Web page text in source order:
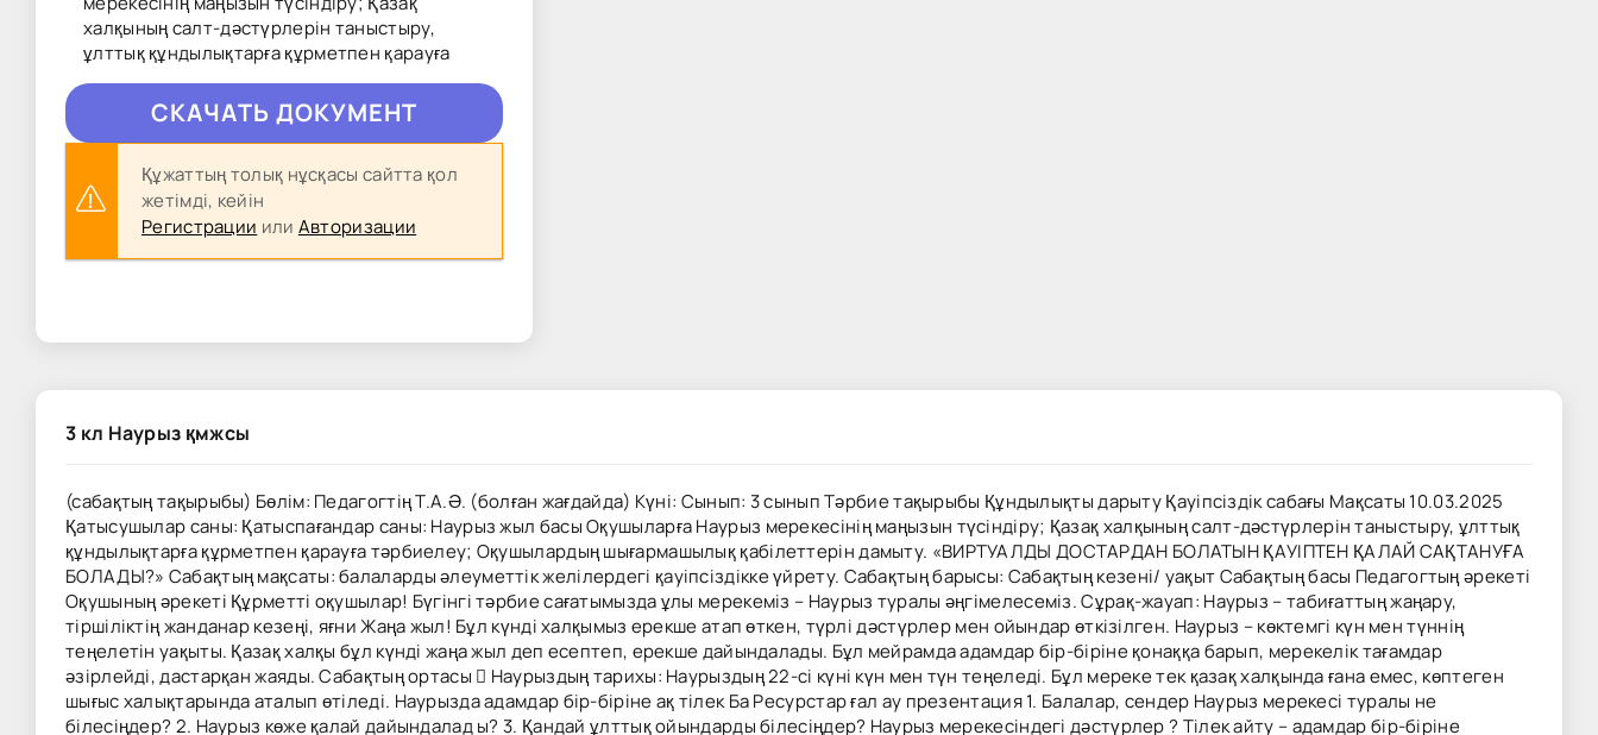
халқының салт-дәстүрлерін таныстыру,
ұлттық құндылықтарға құрметпен қарауға
CКAЧAТЬ ДОКУМЕНТ
Құжаттың толық нұсқасы сайтта қол
жетімді, кейін
Регистрации или Авторизации
3 кл Наурыз қмжсы
(сабақтың тақырыбы) Бөлім: Педагогтің Т.А.Ә. (болған жағдайда) Күні: Сынып: 3 сынып Тәрбие тақырыбы Құндылықты дарыту Қауіпсіздік сабағы Мақсаты 10.03.2025
Қатысушылар саны: Қатыспағандар саны: Наурыз жыл басы Оқушыларға Наурыз мерекесінің маңызын түсіндіру; Қазақ халқының салт-дәстүрлерін таныстыру, ұлттық
құндылықтарға құрметпен қарауға тәрбиелеу; Оқушылардың шығармашылық қабілеттерін дамыту. «ВИРТУАЛДЫ ДОСТАРДАН БОЛАТЫН ҚАУІПТЕН ҚАЛАЙ САҚТАНУҒА
БОЛАДЫ?» Сабақтың мақсаты: балаларды әлеуметтік желілердегі қауіпсіздікке үйрету. Сабақтың барысы: Сабақтың кезені/ уақыт Сабақтың басы Педагогтың әрекеті
Оқушының әрекеті Құрметті оқушылар! Бүгінгі тәрбие сағатымызда ұлы мерекеміз – Наурыз туралы әңгімелесеміз. Сұрақ-жауап: Наурыз – табиғаттың жаңару,
тіршіліктің жанданар кезеңі, яғни Жаңа жыл! Бұл күнді халқымыз ерекше атап өткен, түрлі дәстүрлер мен ойындар өткізілген. Наурыз – көктемгі күн мен түннің
теңелетін уақыты. Қазақ халқы бұл күнді жаңа жыл деп есептеп, ерекше дайындалады. Бұл мейрамда адамдар бір-біріне қонаққа барып, мерекелік тағамдар
әзірлейді, дастарқан жаяды. Сабақтың ортасы  Наурыздың тарихы: Наурыздың 22-сі күні күн мен түн теңеледі. Бұл мереке тек қазақ халқында ғана емес, көптеген
шығыс халықтарында аталып өтіледі. Наурызда адамдар бір-біріне ақ тілек Ба Ресурстар ғал ау презентация 1. Балалар, сендер Наурыз мерекесі туралы не
білесіңдер? 2. Наурыз көже қалай дайындалад ы? 3. Қандай ұлттық ойындарды білесіңдер? Наурыз мерекесіндегі дәстүрлер ? Тілек айту – адамдар бір-біріне